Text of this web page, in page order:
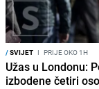
/SVIJET I PRIJE OKO 1H
Užas u Londonu:
izbodene četiri